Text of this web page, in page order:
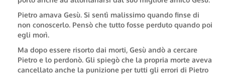
Pietro amava Gesù. Si sentì malissimo quando finse di
non conoscerlo. Pensò che tutto fosse perduto quando poi
egli morì.
Ma dopo essere risorto dai morti, Gesù andò a cercare
Pietro e lo perdonò. Gli spiegò che la propria morte aveva
cancellato anche la punizione per tutti gli errori di Pietro